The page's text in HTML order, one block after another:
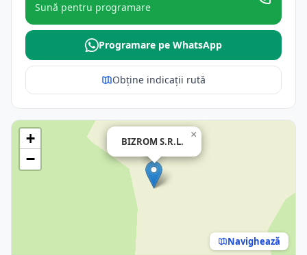
Sună pentru programare
Programare pe WhatsApp
Obține indicații rută
BIZROM S.R.L.
×
+
−
Navighează